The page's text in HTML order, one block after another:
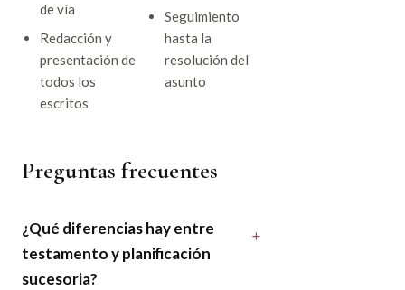
de vía
Redacción y
presentación de
todos los
escritos
Seguimiento
hasta la
resolución del
asunto
Preguntas frecuentes
¿Qué diferencias hay entre
testamento y planificación
sucesoria?